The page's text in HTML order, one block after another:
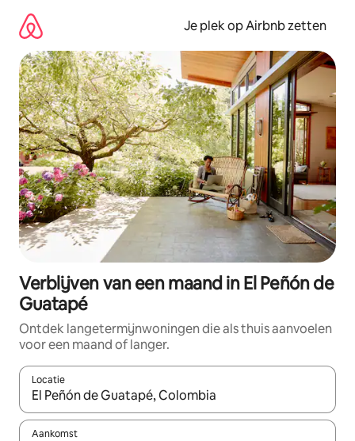
direct
naar
inhoud
Je plek op Airbnb zetten
Verblijven van een maand in El Peñón de
Guatapé
Ontdek langetermijnwoningen die als thuis aanvoelen
voor een maand of langer.
Locatie
Wanneer er resultaten beschikbaar zijn, maak je een keuze
Aankomst